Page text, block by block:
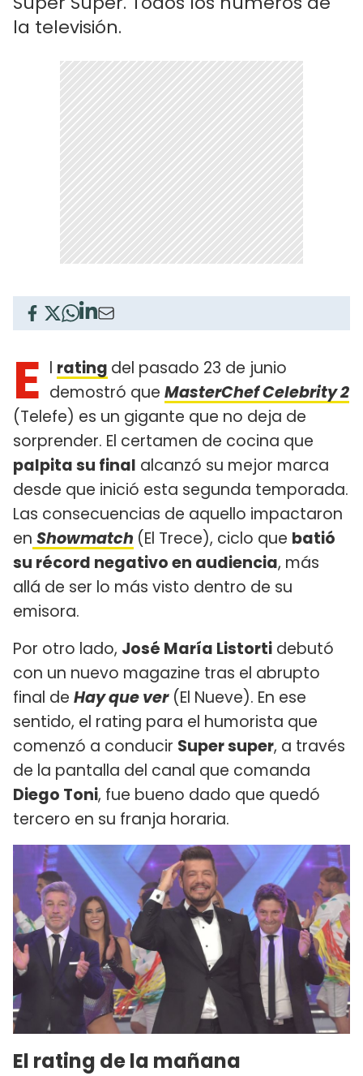
la televisión.
E l rating del pasado 23 de junio
demostró que MasterChef Celebrity 2
(Telefe) es un gigante que no deja de
sorprender. El certamen de cocina que
palpita su final alcanzó su mejor marca
desde que inició esta segunda temporada.
Las consecuencias de aquello impactaron
en Showmatch (El Trece), ciclo que batió
su récord negativo en audiencia, más
allá de ser lo más visto dentro de su
emisora.
Por otro lado, José María Listorti debutó
con un nuevo magazine tras el abrupto
final de Hay que ver(El Nueve). En ese
sentido, el rating para el humorista que
comenzó a conducir Super super, a través
de la pantalla del canal que comanda
Diego Toni, fue bueno dado que quedó
tercero en su franja horaria.
El rating de la mañana